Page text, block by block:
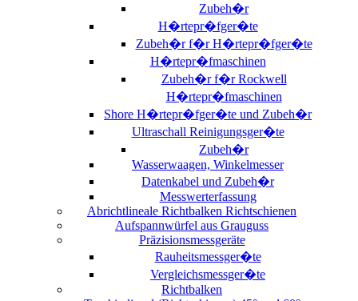
Zubeh�r
H�rtepr�fger�te
Zubeh�r f�r H�rtepr�fger�te
H�rtepr�fmaschinen
Zubeh�r f�r Rockwell
H�rtepr�fmaschinen
Shore H�rtepr�fger�te und Zubeh�r
Ultraschall Reinigungsger�te
Zubeh�r
Wasserwaagen, Winkelmesser
Datenkabel und Zubeh�r
Messwerterfassung
Abrichtlineale Richtbalken Richtschienen
Aufspannwürfel aus Grauguss
Präzisionsmessgeräte
Rauheitsmessger�te
Vergleichsmessger�te
Richtbalken